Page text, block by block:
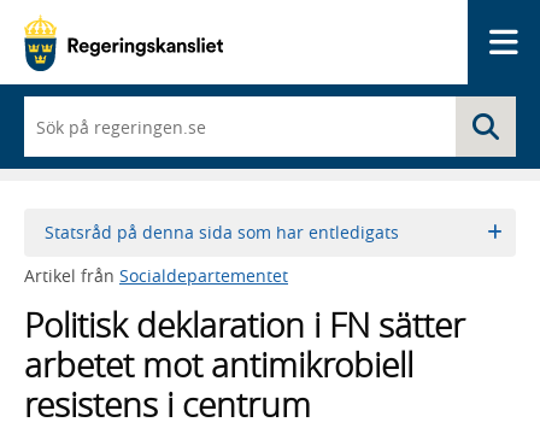
du
börjar
skriva
framträder
lista
med
sökförslag
Statsråd på denna sida som har entledigats
Artikel från Socialdepartementet
Politisk deklaration i FN sätter
arbetet mot antimikrobiell
resistens i centrum